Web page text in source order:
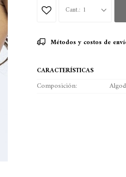
1
Métodos y costos de
CARACTERÍSTICAS
Composición